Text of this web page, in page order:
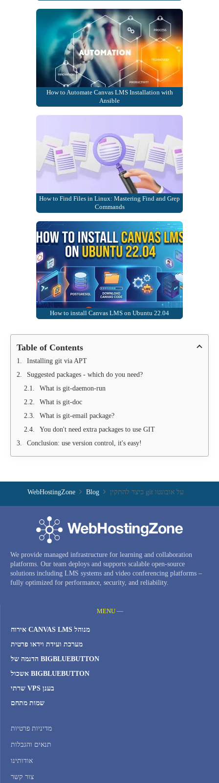
How to Automate Canvas LMS Installation with
Ansible
How to Find Files in Linux: Mastering Find and Grep
Commands
How to install Canvas LMS on Ubuntu 22.04
Table of Contents
Installing git via APT
Suggested packages - which do you need?
What is git-daemon-run
What is git-doc
What is git-email package?
You don't need extra packages to use GIT
Conclusion: use version control, it's easy!
WebHostingZone Blog כיצד להתקין git על אובונטו
We provide managed infrastructure for learning and collaboration
platforms. Our team deploys and supports scalable open-source
solutions including LMS systems and video conferencing platforms –
fully optimized for performance, security, and reliability.
MENU —
אירוח CANVAS LMS מנוהל
מערכת ועידת וידאו פרטית
הדגמה של BIGBLUEBUTTON
אשכול BIGBLUEBUTTON
שרתי VPS בענן
שמות מתחם
מדיניות פרטיות
תנאים והגבלות
אודותינו
צור קשר